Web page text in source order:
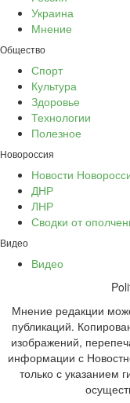
Украина
Мнение
Общество
Спорт
Культура
Здоровье
Технологии
Полезное
Новороссия
Новости
ДНР
ЛНР
Сводки от
Видео
Видео
Мнение редакции
публикаций.
изображений,
информации с
только с указанием